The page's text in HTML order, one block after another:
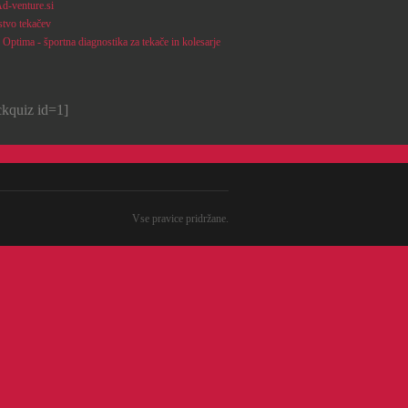
venture.si
tekačev
- športna diagnostika za tekače in kolesarje
id=1]
Vse pravice pridržane.